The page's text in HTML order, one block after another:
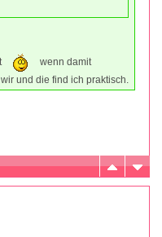
wenn damit
und die find ich praktisch.